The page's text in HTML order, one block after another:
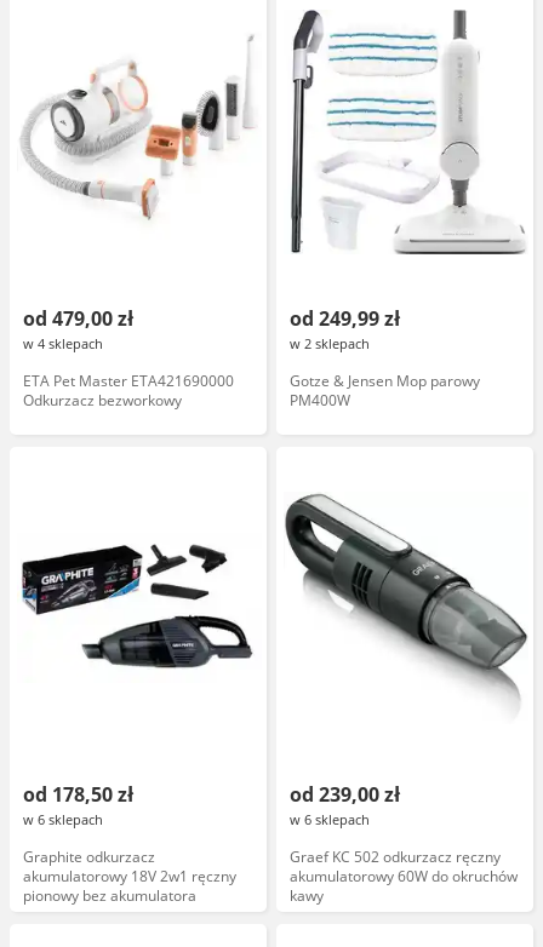
od 479,00 zł
w 4 sklepach
ETA Pet Master ETA421690000
Odkurzacz bezworkowy
od 249,99 zł
w 2 sklepach
Gotze & Jensen Mop parowy
PM400W
od 178,50 zł
w 6 sklepach
Graphite odkurzacz
akumulatorowy 18V 2w1 ręczny
pionowy bez akumulatora
od 239,00 zł
w 6 sklepach
Graef KC 502 odkurzacz ręczny
akumulatorowy 60W do okruchów
kawy